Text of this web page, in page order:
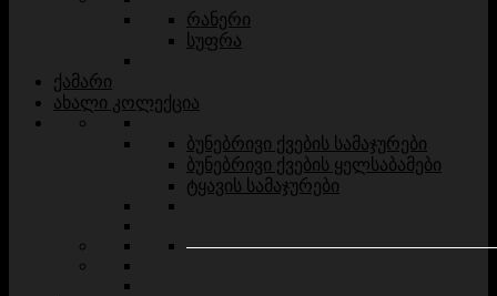
რანერი
სუფრა
ქამარი
ახალი კოლექცია
ბუნებრივი ქვების სამაჯურები
ბუნებრივი ქვების ყელსაბამები
ტყავის სამაჯურები